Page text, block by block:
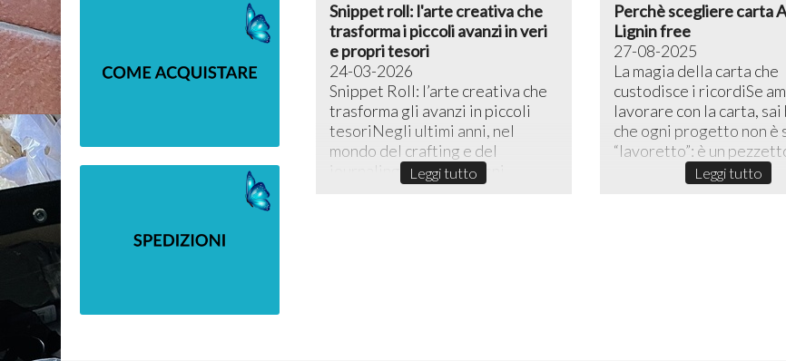
Snippet roll: l'arte creativa che
trasforma i piccoli avanzi in veri
e propri tesori
24-03-2026
Snippet Roll: l’arte creativa che
trasforma gli avanzi in piccoli
tesoriNegli ultimi anni, nel
mondo del crafting e del
journaling creativo, lo sni...
Leggi tutto
Perchè scegliere carta
Lignin free
27-08-2025
La magia della carta che
custodisce i ricordiSe
lavorare con la carta, sai
che ogni progetto non è
“lavoretto”: è un
Leggi tutto